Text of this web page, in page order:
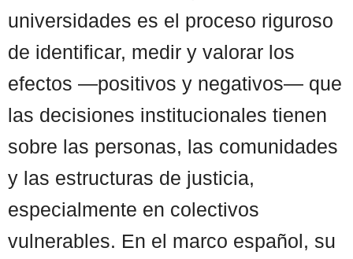
universidades es el proceso riguroso
de identificar, medir y valorar los
efectos —positivos y negativos— que
las decisiones institucionales tienen
sobre las personas, las comunidades
y las estructuras de justicia,
especialmente en colectivos
vulnerables. En el marco español, su